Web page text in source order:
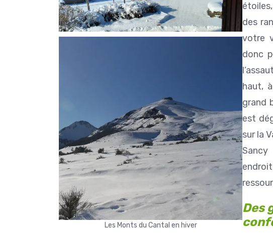
Les Monts du Cantal en hiver
des
votre
donc
haut,
grand
est
sur la
Sancy
Des